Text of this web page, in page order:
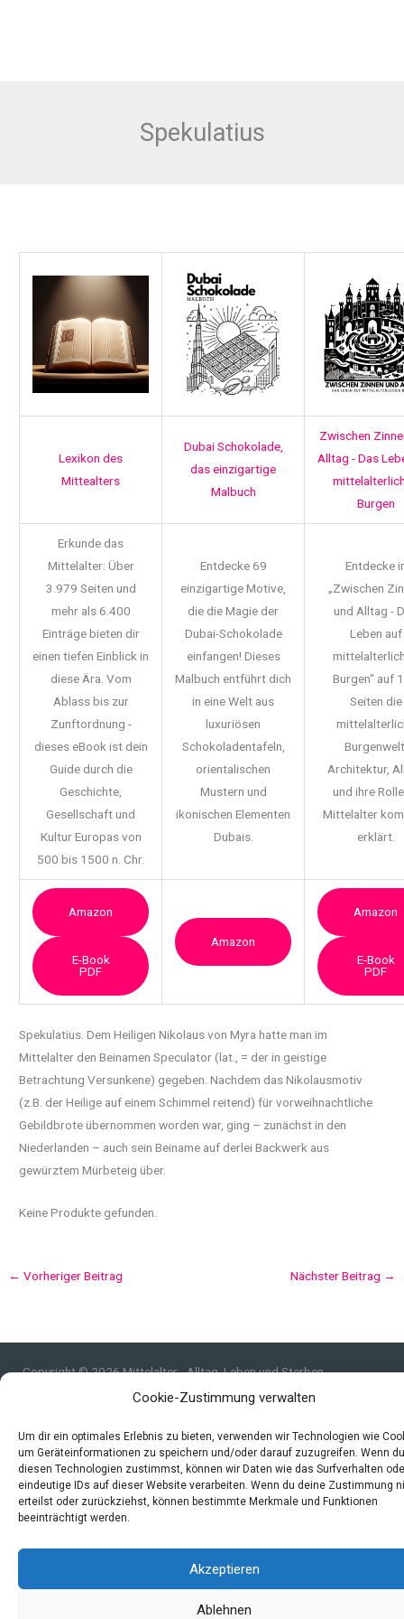
Cookie-Zustimmung verwalten
Um dir ein optimales Erlebnis zu bieten, verwenden wir Technologien wie
um Geräteinformationen zu speichern und/oder darauf zuzugreifen. Wenn du
diesen Technologien zustimmst, können wir Daten wie das Surfverhalten
eindeutige IDs auf dieser Website verarbeiten. Wenn du deine Zustimmung
erteilst oder zurückziehst, können bestimmte Merkmale und Funktionen
beeinträchtigt werden.
Akzeptieren
Ablehnen
Spekulatius
Lexikon des
Mittealters
Dubai Schokolade,
das einzigartige
Malbuch
Zwischen
Alltag - Das
Burgen
Erkunde das
Mittelalter: Über
3.979 Seiten und
mehr als 6.400
Einträge bieten dir
einen tiefen Einblick in
diese Ära. Vom
Ablass bis zur
Zunftordnung -
dieses eBook ist dein
Guide durch die
Geschichte,
Gesellschaft und
Kultur Europas von
500 bis 1500 n. Chr.
Entdecke 69
einzigartige Motive,
die die Magie der
Dubai-Schokolade
einfangen! Dieses
Malbuch entführt dich
in eine Welt aus
luxuriösen
Schokoladentafeln,
orientalischen
Mustern und
ikonischen Elementen
Dubais.
Entdecke
„Zwischen
und Alltag -
Leben auf
Burgen“ auf
Seiten die
Architektur,
und ihre
Mittelalter
erklärt.
Amazon
E-Book
PDF
Amazon
Amazon
E-Book
PDF
Spekulatius. Dem Heiligen Nikolaus von Myra hatte man im
Mittelalter den Beinamen Speculator (lat., = der in geistige
Betrachtung Versunkene) gegeben. Nachdem das Nikolausmotiv
(z.B. der Heilige auf einem Schimmel reitend) für vorweihnachtliche
Gebildbrote übernommen worden war, ging – zunächst in den
Niederlanden – auch sein Beiname auf derlei Backwerk aus
gewürztem Mürbeteig über.
Keine Produkte gefunden.
← Vorheriger Beitrag Nächster Beitrag →
Copyright © 2026 Mittelalter - Alltag, Leben und Sterben
Impressum
Quellen
Index